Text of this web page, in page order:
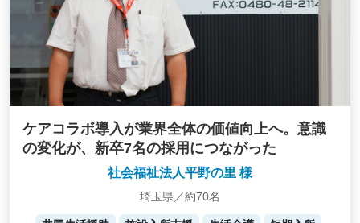
ケアコラボ導入が業界全体の価値向上へ。意識
の変化が、新卒7名の採用につながった
社会福祉法人平野の里 様
埼玉県／約70名